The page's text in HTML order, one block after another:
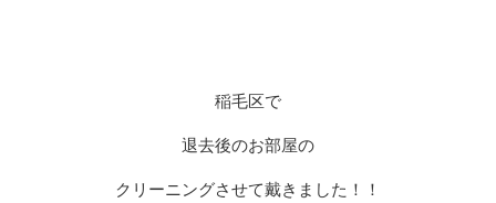
稲毛区で
退去後のお部屋の
クリーニングさせて戴きました！！